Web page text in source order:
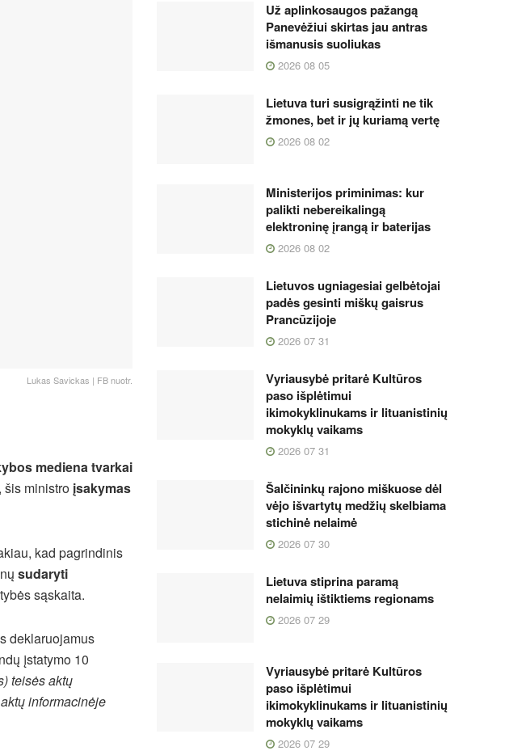
Lukas Savickas | FB nuotr.
mediena tvarkai
šis ministro įsakymas
kad pagrindinis
sudaryti
sąskaita.
deklaruojamus
įstatymo 10
teisės aktų
informacinėje
Už aplinkosaugos pažangą
Panevėžiui skirtas jau antras
išmanusis suoliukas
2026 08 05
Lietuva turi susigrąžinti ne tik
žmones, bet ir jų kuriamą vertę
2026 08 02
Ministerijos priminimas: kur
palikti nebereikalingą
elektroninę įrangą ir baterijas
2026 08 02
Lietuvos ugniagesiai gelbėtojai
padės gesinti miškų gaisrus
Prancūzijoje
2026 07 31
Vyriausybė pritarė Kultūros
paso išplėtimui
ikimokyklinukams ir lituanistinių
mokyklų vaikams
2026 07 31
Šalčininkų rajono miškuose dėl
vėjo išvartytų medžių skelbiama
stichinė nelaimė
2026 07 30
Lietuva stiprina paramą
nelaimių ištiktiems regionams
2026 07 29
Vyriausybė pritarė Kultūros
paso išplėtimui
ikimokyklinukams ir lituanistinių
mokyklų vaikams
2026 07 29